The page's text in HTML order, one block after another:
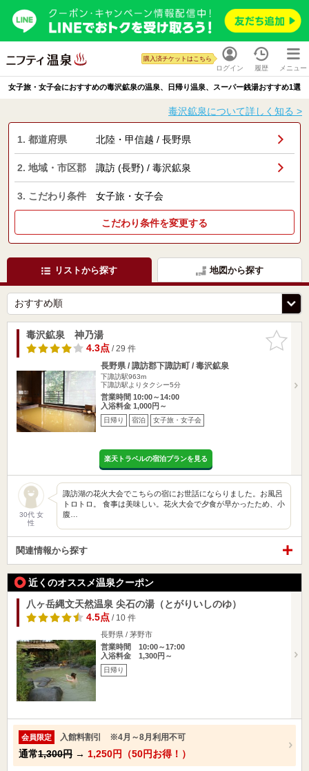
ログイン
購入済チケットはこちら
履歴 メニュー
女子旅・女子会におすすめの毒沢鉱泉の温泉、日帰り温泉、スーパー銭湯おすすめ1選
毒沢鉱泉について詳しく知る >
1. 都道府県 北陸・甲信越 / 長野県
2. 地域・市区郡 諏訪 (長野) / 毒沢鉱泉
3. こだわり条件 女子旅・女子会
こだわり条件を変更する
リストから探す 地図から探す
お気に入
りに追加
毒沢鉱泉 神乃湯
4.3点/ 29 件
長野県 / 諏訪郡下諏訪町 / 毒沢鉱泉
下諏訪駅963m
下諏訪駅よりタクシー5分
営業時間 10:00～14:00
入浴料金 1,000円～
日帰り 宿泊 女子旅・女子会
楽天トラベルの宿泊プランを見る
30代 女
性
諏訪湖の花火大会でこちらの宿にお世話にならりました。お風呂
トロトロ。 食事は美味しい。花火大会で夕食が早かったため、小
腹…
関連情報から探す
近くのオススメ温泉クーポン
八ヶ岳縄文天然温泉 尖石の湯（とがりいしのゆ）
4.5点/ 10 件
長野県 / 茅野市
営業時間 10:00～17:00
入浴料金 1,300円～
日帰り
会員限定 入館料割引 ※4月～8月利用不可
通常1,300円 → 1,250円（50円お得！）